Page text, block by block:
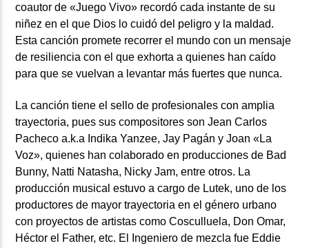
coautor de «Juego Vivo» recordó cada instante de su
niñez en el que Dios lo cuidó del peligro y la maldad.
Esta canción promete recorrer el mundo con un mensaje
de resiliencia con el que exhorta a quienes han caído
para que se vuelvan a levantar más fuertes que nunca.
La canción tiene el sello de profesionales con amplia
trayectoria, pues sus compositores son Jean Carlos
Pacheco a.k.a Indika Yanzee, Jay Pagán y Joan «La
Voz», quienes han colaborado en producciones de Bad
Bunny, Natti Natasha, Nicky Jam, entre otros. La
producción musical estuvo a cargo de Lutek, uno de los
productores de mayor trayectoria en el género urbano
con proyectos de artistas como Cosculluela, Don Omar,
Héctor el Father, etc. El Ingeniero de mezcla fue Eddie